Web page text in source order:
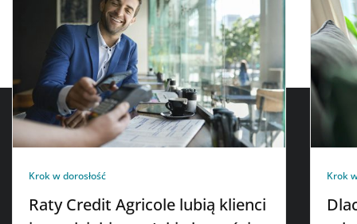
Krok w dorosłość
Raty Credit Agricole lubią klienci
Krok